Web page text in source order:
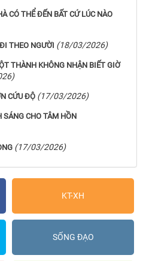
CÓ THỂ ĐẾN BẤT CỨ LÚC NÀO
THEO NGƯỜI (18/03/2026)
THÀNH KHÔNG NHẬN BIẾT GIỜ
CỨU ĐỘ (17/03/2026)
SÁNG CHO TÂM HỒN
(17/03/2026)
KT-XH
SỐNG ĐẠO